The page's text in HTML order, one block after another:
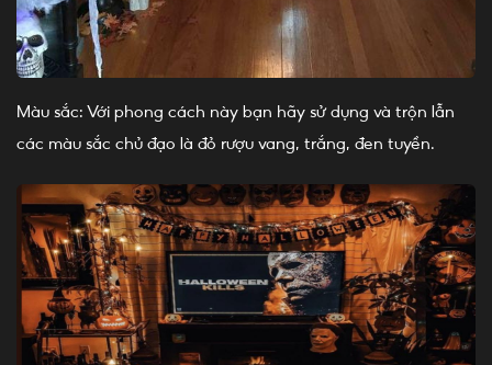
Màu sắc: Với phong cách này bạn hãy sử dụng và trộn lẫn
các màu sắc chủ đạo là đỏ rượu vang, trắng, đen tuyền.